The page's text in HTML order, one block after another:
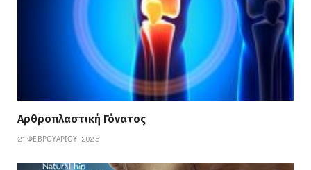
Αρθροπλαστική Γόνατος
21 ΦΕΒΡΟΥΑΡΊΟΥ, 2025